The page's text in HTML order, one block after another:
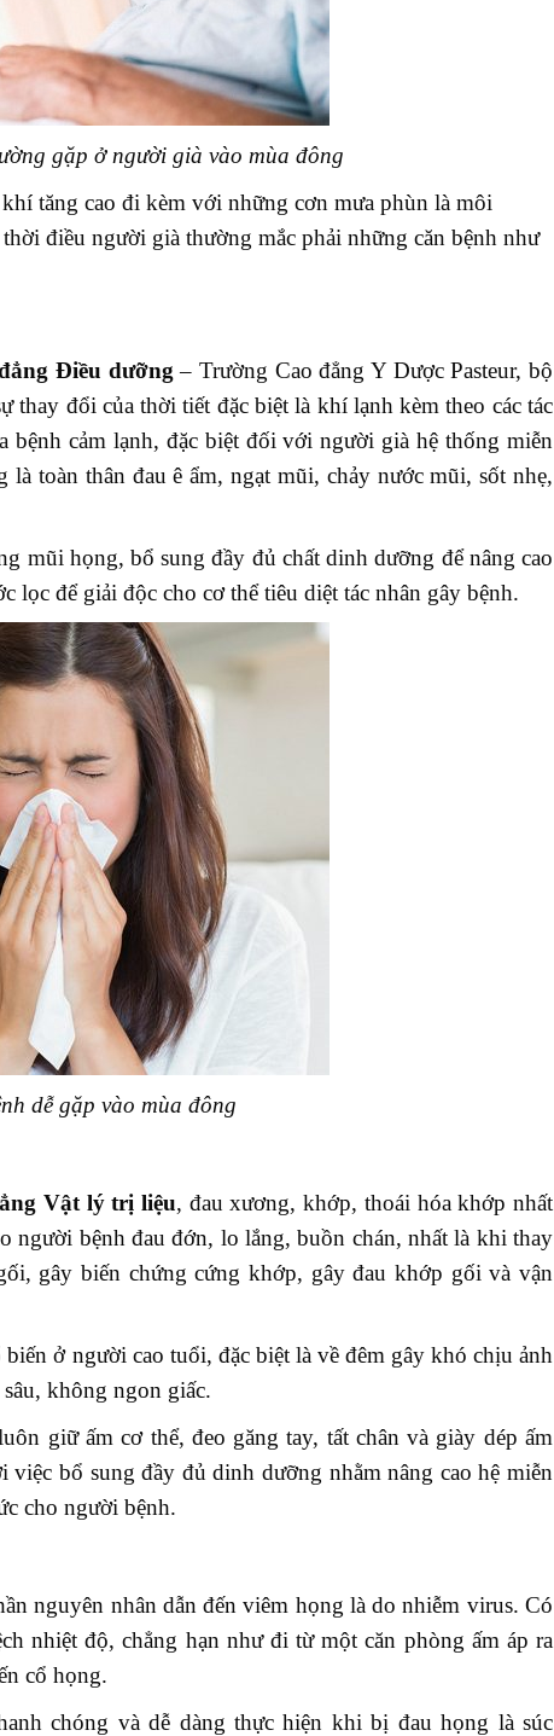
gặp ở người già vào mùa đông
tăng cao đi kèm với những cơn mưa phùn là môi
điều người già thường mắc phải những căn bệnh như
Điều dưỡng – Trường Cao đẳng Y Dược Pasteur, bộ
thay đổi của thời tiết đặc biệt là khí lạnh kèm theo các tác
bệnh cảm lạnh, đặc biệt đối với người già hệ thống miễn
toàn thân đau ê ẩm, ngạt mũi, chảy nước mũi, sốt nhẹ,
mũi họng, bổ sung đầy đủ chất dinh dưỡng để nâng cao
lọc để giải độc cho cơ thể tiêu diệt tác nhân gây bệnh.
dễ gặp vào mùa đông
Vật lý trị liệu, đau xương, khớp, thoái hóa khớp nhất
người bệnh đau đớn, lo lắng, buồn chán, nhất là khi thay
gây biến chứng cứng khớp, gây đau khớp gối và vận
ở người cao tuổi, đặc biệt là về đêm gây khó chịu ảnh
không ngon giấc.
giữ ấm cơ thể, đeo găng tay, tất chân và giày dép ấm
bổ sung đầy đủ dinh dưỡng nhằm nâng cao hệ miễn
cho người bệnh.
nguyên nhân dẫn đến viêm họng là do nhiễm virus. Có
nhiệt độ, chẳng hạn như đi từ một căn phòng ấm áp ra
cổ họng.
chóng và dễ dàng thực hiện khi bị đau họng là súc